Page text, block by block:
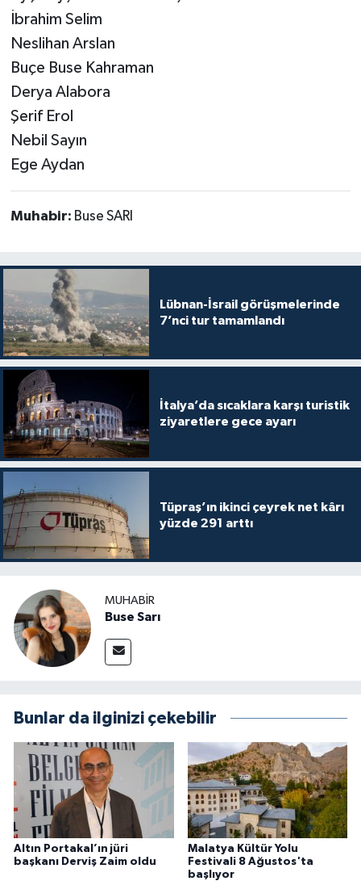
İbrahim Selim
Neslihan Arslan
Buçe Buse Kahraman
Derya Alabora
Şerif Erol
Nebil Sayın
Ege Aydan
Muhabir: Buse SARI
Lübnan-İsrail görüşmelerinde
7’nci tur tamamlandı
İtalya’da sıcaklara karşı turistik
ziyaretlere gece ayarı
Tüpraş’ın ikinci çeyrek net kârı
yüzde 291 arttı
MUHABIR
Buse Sarı
Bunlar da ilginizi çekebilir
Altın Portakal’ın jüri
başkanı Derviş Zaim oldu
Malatya Kültür Yolu
Festivali 8 Ağustos'ta
başlıyor